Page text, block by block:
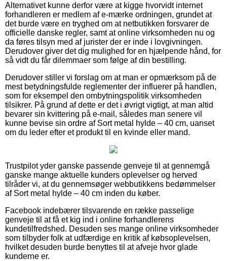
Alternativet kunne derfor være at kigge hvorvidt internet
forhandleren er medlem af e-mærke ordningen, grundet at
det burde være en tryghed om at netbutikken forsvarer de
officielle danske regler, samt at online virksomheden nu og
da føres tilsyn med af jurister der er inde i lovgivningen.
Derudover giver det dig mulighed for en hjælpende hånd, for
så vidt du får dilemmaer som følge af din bestilling.
Derudover stiller vi forslag om at man er opmærksom på de
mest betydningsfulde reglementer der influerer på handlen,
som for eksempel den ombytningspolitik virksomheden
tilsikrer. På grund af dette er det i øvrigt vigtigt, at man altid
bevarer sin kvittering på e-mail, således man senere vil
kunne bevise sin ordre af Sort metal hylde – 40 cm, uanset
om du leder efter et produkt til en kvinde eller mand.
Trustpilot yder ganske passende genveje til at gennemgå
ganske mange aktuelle kunders oplevelser og herved
tilråder vi, at du gennemsøger webbutikkens bedømmelser
af Sort metal hylde – 40 cm inden du køber.
Facebook indebærer tilsvarende en række passelige
genveje til at få et kig ind i online forhandlerens
kundetilfredshed. Desuden ses mange online virksomheder
som tilbyder folk at udfærdige en kritik af købsoplevelsen,
hvilket desuden burde benyttes til at afveje hvor glade
kunderne er.